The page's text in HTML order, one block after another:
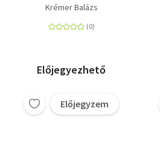
élünk? avagy Az
halál egyenlőtlenségei
Krémer Balázs
Előjegyezhető
Előjegyzem